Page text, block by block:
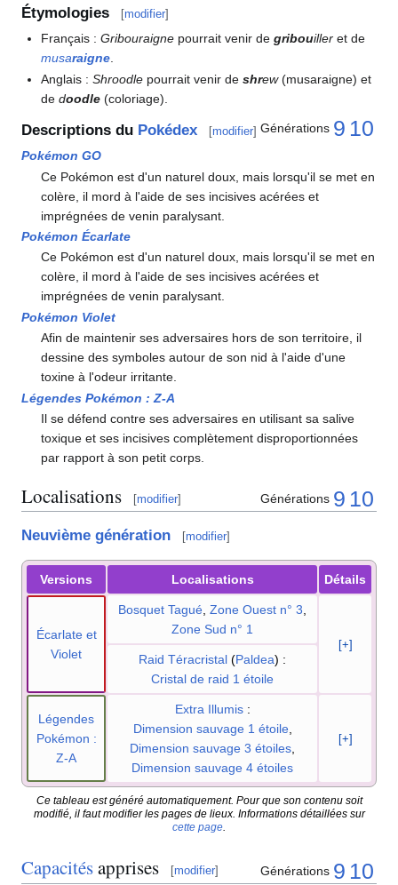
Étymologies [modifier]
Français :Gribouraigne pourrait venir degribouiller et de
musaraigne
Anglais :Shroodle pourrait venir deshrew(musaraigne) et
dedoodle (coloriage).
Descriptions du Pokédex [modifier] Générations 9 10
Pokémon GO
Ce Pokémon est d'un naturel doux, mais lorsqu'il se met en
colère, il mord à l'aide de ses incisives acérées et
imprégnées de venin paralysant.
Pokémon Écarlate
Ce Pokémon est d'un naturel doux, mais lorsqu'il se met en
colère, il mord à l'aide de ses incisives acérées et
imprégnées de venin paralysant.
Pokémon Violet
Afin de maintenir ses adversaires hors de son territoire, il
dessine des symboles autour de son nid à l'aide d'une
toxine à l'odeur irritante.
Légendes Pokémon : Z-A
Il se défend contre ses adversaires en utilisant sa salive
toxique et ses incisives complètement disproportionnées
par rapport à son petit corps.
Localisations [modifier] Générations 9 10
Neuvième génération [modifier]
Versions Localisations Détails
Écarlate et
Violet
Bosquet Tagué Zone Ouest n° 3
Zone Sud n° 1
[+]
Raid Téracristal (Paldea) :
Cristal de raid 1 étoile
Légendes
Pokémon :
Z-A
Extra Illumis :
Dimension sauvage 1 étoile,
Dimension sauvage 3 étoiles
Dimension sauvage 4 étoiles
[+]
Ce tableau est généré automatiquement. Pour que son contenu soit
modifié, il faut modifier les pages de lieux. Informations détaillées sur
cette page
Capacitésapprises [modifier] Générations 9 10